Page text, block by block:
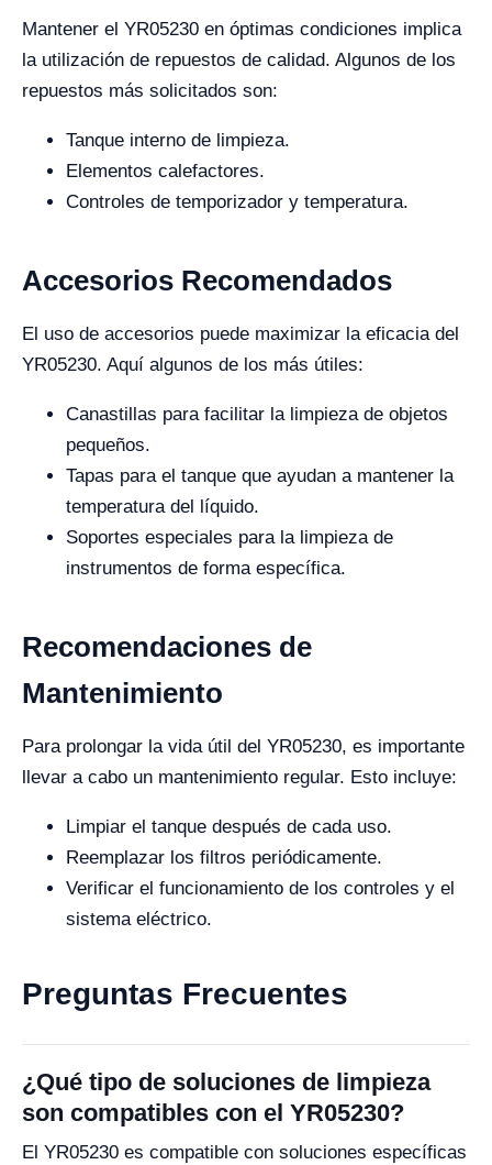
Mantener el YR05230 en óptimas condiciones implica
la utilización de repuestos de calidad. Algunos de los
repuestos más solicitados son:
Tanque interno de limpieza.
Elementos calefactores.
Controles de temporizador y temperatura.
Accesorios Recomendados
El uso de accesorios puede maximizar la eficacia del
YR05230. Aquí algunos de los más útiles:
Canastillas para facilitar la limpieza de objetos
pequeños.
Tapas para el tanque que ayudan a mantener la
temperatura del líquido.
Soportes especiales para la limpieza de
instrumentos de forma específica.
Recomendaciones de
Mantenimiento
Para prolongar la vida útil del YR05230, es importante
llevar a cabo un mantenimiento regular. Esto incluye:
Limpiar el tanque después de cada uso.
Reemplazar los filtros periódicamente.
Verificar el funcionamiento de los controles y el
sistema eléctrico.
Preguntas Frecuentes
¿Qué tipo de soluciones de limpieza
son compatibles con el YR05230?
El YR05230 es compatible con soluciones específicas